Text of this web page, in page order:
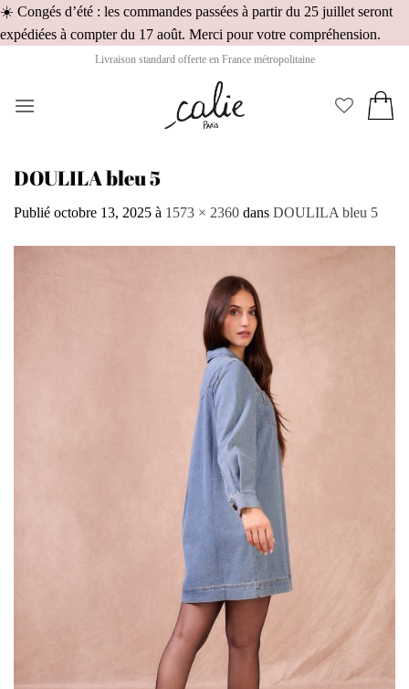
☀️ Congés d’été : les commandes passées à partir du 25 juillet seront
expédiées à compter du 17 août. Merci pour votre compréhension.
Livraison standard offerte en France métropolitaine
DOULILA bleu 5
Publié octobre 13, 2025 à 1573 × 2360 dans DOULILA bleu 5